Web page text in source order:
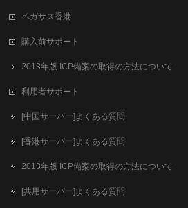
ペガサス香港
購入前サポート
2013年版 ICP備案の取得の方法について
利用者サポート
[中国サーバー]よくある質問
[香港サーバー]よくある質問
2013年版 ICP備案の取得の方法について
[共用サーバー]よくある質問